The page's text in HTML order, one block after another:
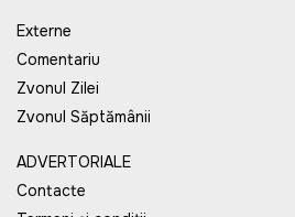
Externe
Comentariu
Zvonul Zilei
Zvonul Săptămânii
ADVERTORIALE
Contacte